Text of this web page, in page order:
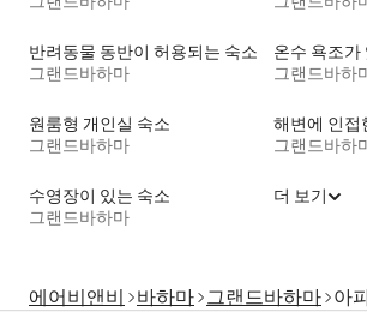
반려동물 동반이 허용되는 숙소
그랜드바하마
온수 욕조가
그랜드바하
원룸형 개인실 숙소
그랜드바하마
해변에 인접
그랜드바하
수영장이 있는 숙소
그랜드바하마
더 보기
에어비앤비 바하마 그랜드바하마 아